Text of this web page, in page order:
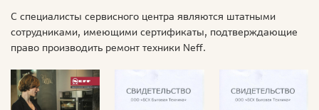
С специалисты сервисного центра являются штатными
сотрудниками, имеющими сертификаты, подтверждающие
право производить ремонт техники Neff.